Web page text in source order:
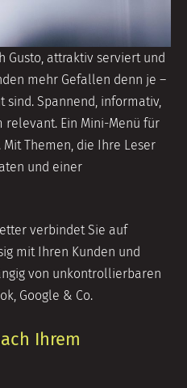
Gusto, attraktiv serviert und
mehr Gefallen denn je –
sind. Spannend, informativ,
Ein Mini-Menü für
Themen, die Ihre Leser
und einer
verbindet Sie auf
mit Ihren Kunden und
von unkontrollierbaren
Google & Co.
Ihrem